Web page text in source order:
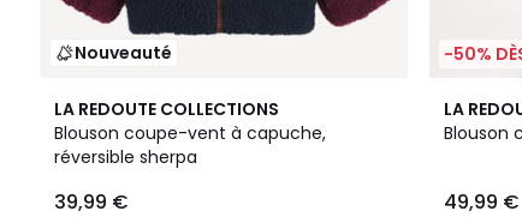
Nouveauté
LA REDOUTE COLLECTIONS
Blouson coupe-vent à capuche,
réversible sherpa
39,99 €
-50%
LA
Blouson
49,99 €